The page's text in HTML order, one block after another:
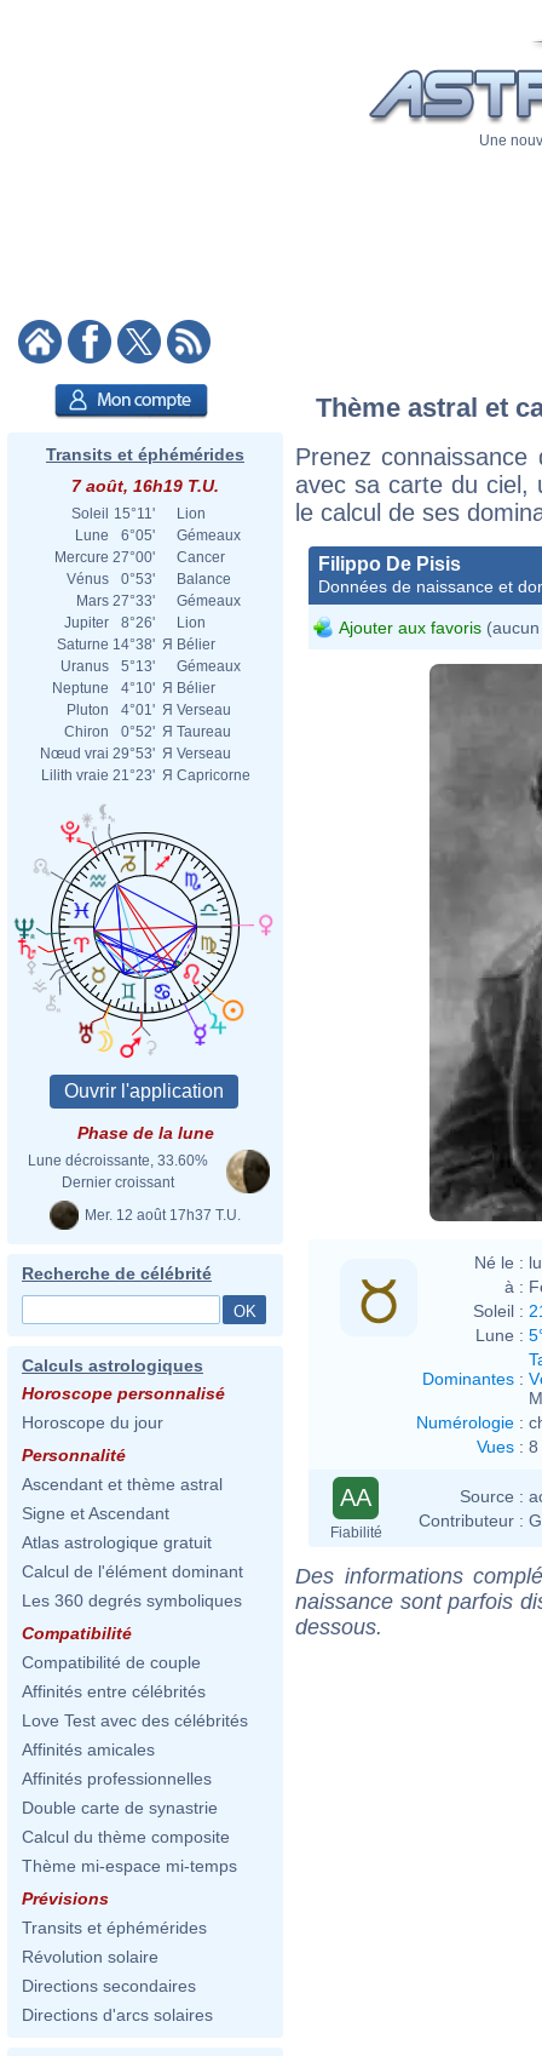
Une
Transits et éphémérides
7 août, 16h19 T.U.
Soleil 15°11'
Lion
Lune
6°05'
Gémeaux
Mercure 27°00'
Cancer
Vénus
0°53'
Balance
Mars 27°33'
Gémeaux
Jupiter
8°26'
Lion
Saturne 14°38' Я Bélier
Uranus
5°13'
Gémeaux
Neptune
4°10' Я Bélier
Pluton
4°01' Я Verseau
Chiron
0°52' Я Taureau
Nœud vrai 29°53' Я Verseau
Lilith vraie 21°23' Я Capricorne
Phase de la lune
Lune décroissante, 33.60%
Dernier croissant
Mer. 12 août 17h37 T.U.
Recherche de célébrité
Calculs astrologiques
Horoscope personnalisé
Horoscope du jour
Personnalité
Ascendant et thème astral
Signe et Ascendant
Atlas astrologique gratuit
Calcul de l'élément dominant
Les 360 degrés symboliques
Compatibilité
Compatibilité de couple
Affinités entre célébrités
Love Test avec des célébrités
Affinités amicales
Affinités professionnelles
Double carte de synastrie
Calcul du thème composite
Thème mi-espace mi-temps
Prévisions
Transits et éphémérides
Révolution solaire
Directions secondaires
Directions d'arcs solaires
Thème astral et
Prenez
avec sa carte du ciel,
le calcul de ses
Filippo De Pisis
Données de naissance et
Ajouter aux favoris
Né le :
à :
Soleil :
Lune :
Dominantes :
Numérologie :
Vues : 8
AA
Fiabilité
Source :
Contributeur :
Des informations
naissance sont parfois
dessous.